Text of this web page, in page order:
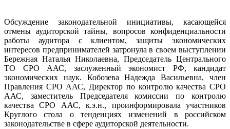
Обсуждение законодательной инициативы, касающейся
отмены аудиторской тайны, вопросов конфиденциальности
работы аудитора с клиентом, защиты экономических
интересов предпринимателей затронула в своем выступлении
Бережная Наталья Николаевна, Председатель Центрального
ТО СРО ААС, заслуженный экономист РФ, кандидат
экономических наук.
Кобозева Надежда Васильевна,член
Правления СРО ААС, Директор по контролю качества СРО
ААС, заместитель Председателя комиссии по контролю
качества СРО ААС, к.э.н., проинформировала участников
Круглого стола о тенденциях изменений в российском
законодательстве в сфере аудиторской деятельности.